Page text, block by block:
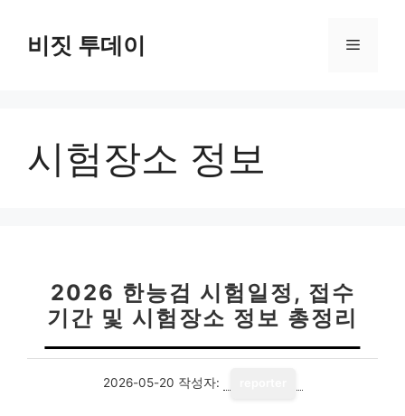
비짓 투데이 메
시험장소 정보
2026 한능검 시험일정, 접수
기간 및 시험장소 정보 총정리
2026-05-20 작성자: